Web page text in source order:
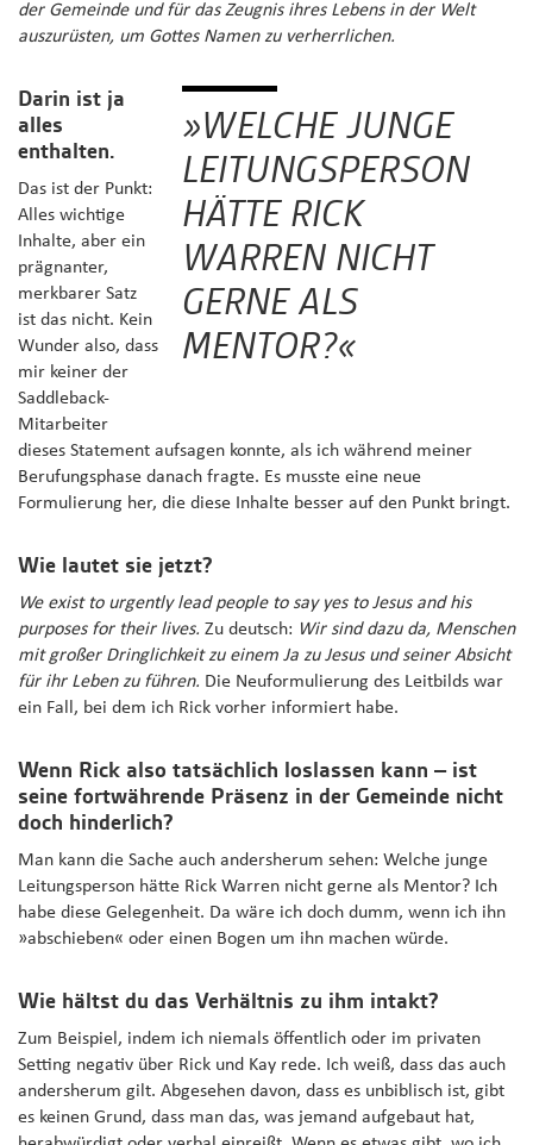
der Gemeinde und für das Zeugnis ihres Lebens in der Welt
auszurüsten, um Gottes Namen zu verherrlichen.
»WELCHE JUNGE
LEITUNGSPERSON
HÄTTE RICK
WARREN NICHT
GERNE ALS
MENTOR?«
Darin ist ja
alles
enthalten.
Das ist der Punkt:
Alles wichtige
Inhalte, aber ein
prägnanter,
merkbarer Satz
ist das nicht. Kein
Wunder also, dass
mir keiner der
Saddleback-
Mitarbeiter
dieses Statement aufsagen konnte, als ich während meiner
Berufungsphase danach fragte. Es musste eine neue
Formulierung her, die diese Inhalte besser auf den Punkt bringt.
Wie lautet sie jetzt?
We exist to urgently lead people to say yes to Jesus and his
purposes for their lives. Zu deutsch: Wir sind dazu da, Menschen
mit großer Dringlichkeit zu einem Ja zu Jesus und seiner Absicht
für ihr Leben zu führen. Die Neuformulierung des Leitbilds war
ein Fall, bei dem ich Rick vorher informiert habe.
Wenn Rick also tatsächlich loslassen kann – ist
seine fortwährende Präsenz in der Gemeinde nicht
doch hinderlich?
Man kann die Sache auch andersherum sehen: Welche junge
Leitungsperson hätte Rick Warren nicht gerne als Mentor? Ich
habe diese Gelegenheit. Da wäre ich doch dumm, wenn ich ihn
»abschieben« oder einen Bogen um ihn machen würde.
Wie hältst du das Verhältnis zu ihm intakt?
Zum Beispiel, indem ich niemals öffentlich oder im privaten
Setting negativ über Rick und Kay rede. Ich weiß, dass das auch
andersherum gilt. Abgesehen davon, dass es unbiblisch ist, gibt
es keinen Grund, dass man das, was jemand aufgebaut hat,